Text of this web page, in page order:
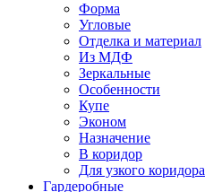
Форма
Угловые
Отделка и материал
Из МДФ
Зеркальные
Особенности
Купе
Эконом
Назначение
В коридор
Для узкого коридора
Гардеробные